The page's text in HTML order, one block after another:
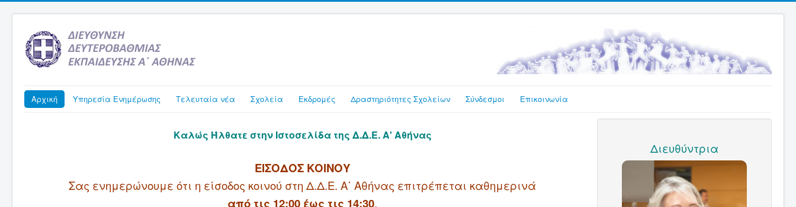
Αρχική Υπηρεσία Ενημέρωσης Τελευταία νέα Σχολεία Εκδρομές Δραστηριότητες Σχολείων Σύνδεσμοι Επικοινωνία
Καλώς Ήλθατε στην Ιστοσελίδα της Δ.Δ.Ε. Α' Αθήνας
ΕΙΣΟΔΟΣ ΚΟΙΝΟΥ
Σας ενημερώνουμε ότι η είσοδος κοινού στη Δ.Δ.Ε. Α΄ Αθήνας επιτρέπεται καθημερινά
από τις 12:00 έως τις 14:30.
Διευθύντρια